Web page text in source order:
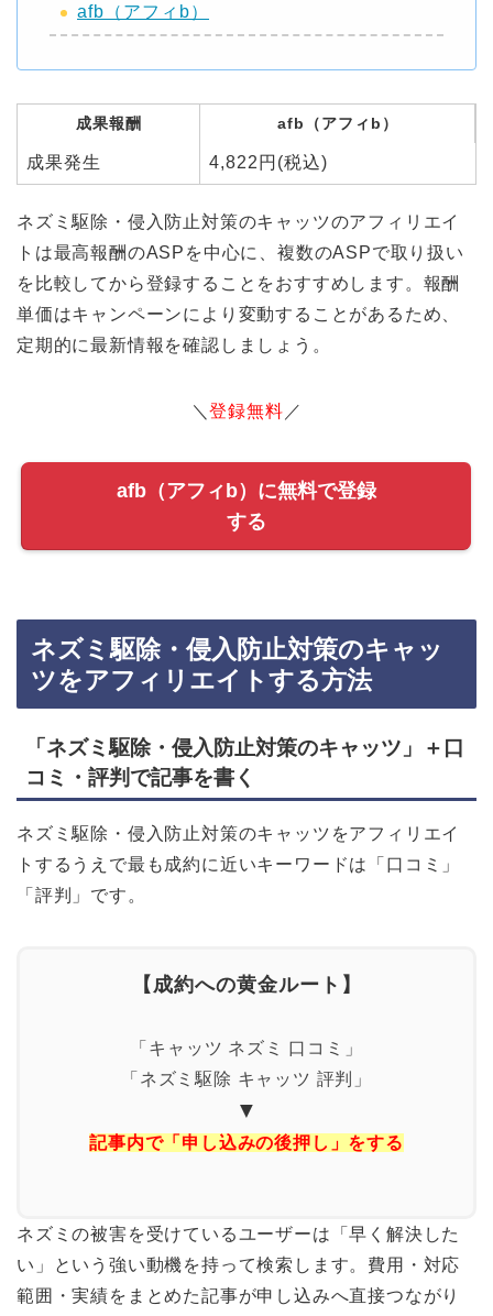
afb（アフィb）
成果報酬 afb（アフィb）
成果発生 4,822円(税込)
ネズミ駆除・侵入防止対策のキャッツのアフィリエイ
トは最高報酬のASPを中心に、複数のASPで取り扱い
を比較してから登録することをおすすめします。報酬
単価はキャンペーンにより変動することがあるため、
定期的に最新情報を確認しましょう。
＼登録無料 ／
afb（アフィb）に無料で登録
する
ネズミ駆除・侵入防止対策のキャッ
ツをアフィリエイトする方法
「ネズミ駆除・侵入防止対策のキャッツ」＋口
コミ・評判で記事を書く
ネズミ駆除・侵入防止対策のキャッツをアフィリエイ
トするうえで最も成約に近いキーワードは「口コミ」
「評判」です。
【成約への黄金ルート】
「キャッツ ネズミ 口コミ」
「ネズミ駆除 キャッツ 評判」
▼
記事内で「申し込みの後押し」をする
ネズミの被害を受けているユーザーは「早く解決した
い」という強い動機を持って検索します。費用・対応
範囲・実績をまとめた記事が申し込みへ直接つながり